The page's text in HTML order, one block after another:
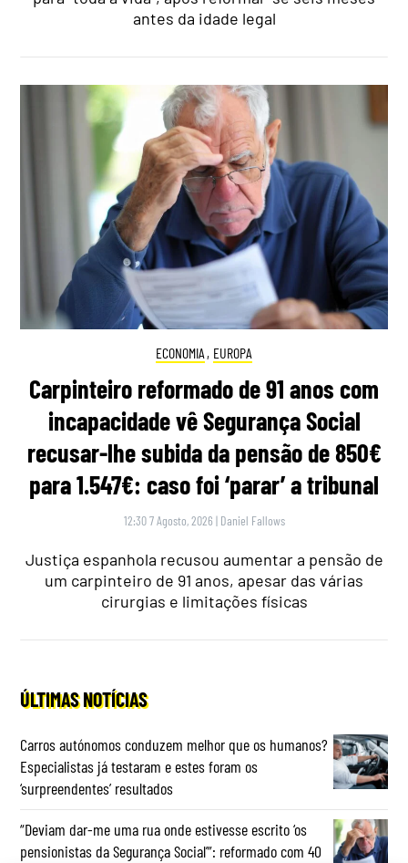
antes da idade legal
ECONOMIA , EUROPA
Carpinteiro reformado de 91 anos com
incapacidade vê Segurança Social
recusar-lhe subida da pensão de 850€
para 1.547€: caso foi ‘parar’ a tribunal
12:30 7 Agosto, 2026 | Daniel Fallows
Justiça espanhola recusou aumentar a pensão de
um carpinteiro de 91 anos, apesar das várias
cirurgias e limitações físicas
ÚLTIMAS NOTÍCIAS
Carros autónomos conduzem melhor que os humanos?
Especialistas já testaram e estes foram os
‘surpreendentes’ resultados
“Deviam dar-me uma rua onde estivesse escrito ‘os
pensionistas da Segurança Social’”: reformado com 40